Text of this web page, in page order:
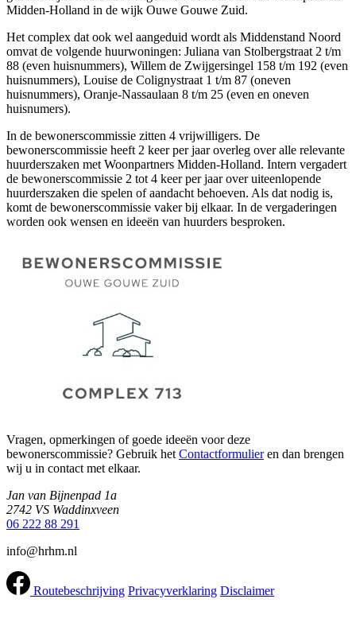
Midden-Holland in de wijk Ouwe Gouwe Zuid.
Het complex dat ook wel aangeduid wordt als Middenstand Noord
omvat de volgende huurwoningen: Juliana van Stolbergstraat 2 t/m
88 (even huisnummers), Willem de Zwijgersingel 158 t/m 192 (even
huisnummers), Louise de Colignystraat 1 t/m 87 (oneven
huisnummers), Oranje-Nassaulaan 8 t/m 25 (even en oneven
huisnumers).
In de bewonerscommissie zitten 4 vrijwilligers. De
bewonerscommissie heeft 2 keer per jaar overleg over alle relevante
huurderszaken met Woonpartners Midden-Holland. Intern vergadert
de bewonerscommissie 2 tot 4 keer per jaar over uiteenlopende
huurderszaken die spelen of aandacht behoeven. Als dat nodig is,
komt de bewonerscommissie vaker bij elkaar. In de vergaderingen
worden ook wensen en ideeën van huurders besproken.
Vragen, opmerkingen of goede ideeën voor deze
bewonerscommissie? Gebruik het Contactformulieren dan brengen
wij u in contact met elkaar.
Jan van Bijnenpad 1a
2742 VS Waddinxveen
06 222 88 291
info@hrhm.nl
Routebeschrijving Privacyverklaring Disclaimer